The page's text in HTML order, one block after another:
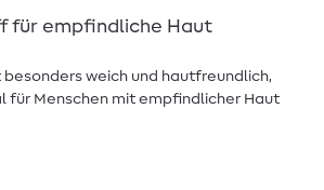
für empfindliche Haut
weich und hautfreundlich,
für Menschen mit empfindlicher Haut